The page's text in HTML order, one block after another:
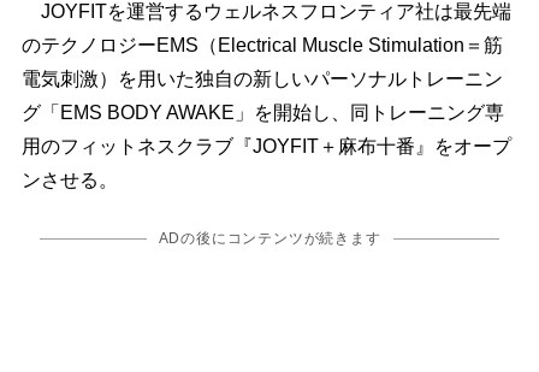
JOYFITを運営するウェルネスフロンティア社は最先端
のテクノロジーEMS（Electrical Muscle Stimulation＝筋
電気刺激）を用いた独自の新しいパーソナルトレーニン
グ「EMS BODY AWAKE」を開始し、同トレーニング専
用のフィットネスクラブ『JOYFIT＋麻布十番』をオープ
ンさせる。
ADの後にコンテンツが続きます